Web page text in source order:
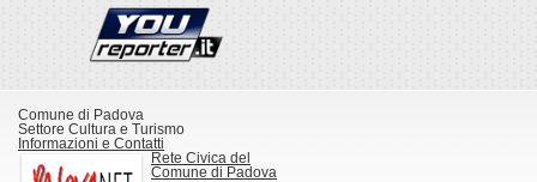
Comune di Padova
Settore Cultura e Turismo
Informazioni e Contatti
Rete Civica del
Comune di Padova